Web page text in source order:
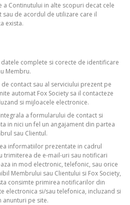
a Continutului in alte scopuri decat cele
de acordul de utilizare care il
exista.
datele complete si corecte de identificare
Membru.
contact sau al serviciului prezent pe
automat Fox Society sa il contacteze
si mijloacele electronice.
a formularului de contact si
in nici un fel un angajament din partea
sau Clientul.
informatiilor prezentate in cadrul
trimiterea de e-mail-uri sau notificari
in mod electronic, telefonic, sau orice
Membrului sau Clientului si Fox Society,
consimte primirea notificarilor din
electronica si/sau telefonica, incluzand si
anunturi pe site.